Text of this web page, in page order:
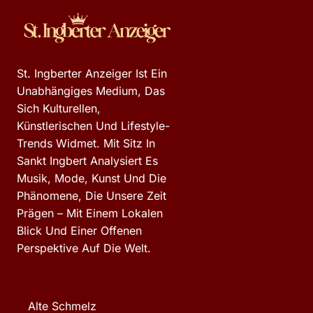
St. Ingberter Anzeiger Ist Ein
Unabhängiges Medium, Das
Sich Kulturellen,
Künstlerischen Und Lifestyle-
Trends Widmet. Mit Sitz In
Sankt Ingbert Analysiert Es
Musik, Mode, Kunst Und Die
Phänomene, Die Unsere Zeit
Prägen – Mit Einem Lokalen
Blick Und Einer Offenen
Perspektive Auf Die Welt.
Alte Schmelz